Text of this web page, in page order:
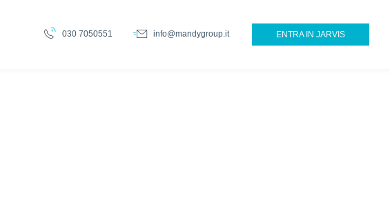
030 7050551 info@mandygroup.it ENTRA IN JARVIS